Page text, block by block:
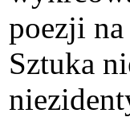
poezji
Sztuka